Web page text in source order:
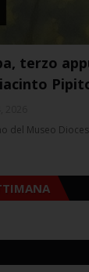
terzo
del Museo